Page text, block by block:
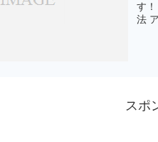
す
法
スポ